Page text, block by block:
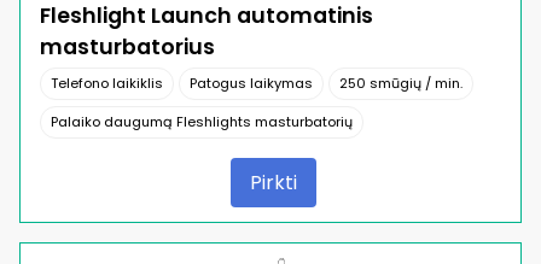
Fleshlight Launch automatinis
masturbatorius
Telefono laikiklis Patogus laikymas
250 smūgių / min.
Palaiko daugumą Fleshlights masturbatorių
Pirkti